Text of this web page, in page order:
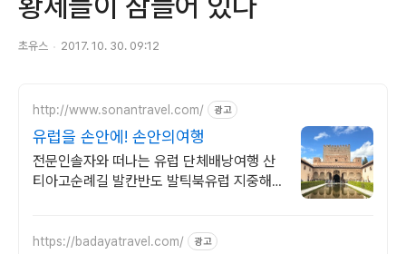
초유스 2017. 10. 30. 09:12
http://www.sonantravel.com/ 광고
유럽을 손안에! 손안의여행
전문인솔자와 떠나는 유럽 단체배낭여행 산
티아고순례길 발칸반도 발틱북유럽 지중해
https://badayatravel.com/ 광고